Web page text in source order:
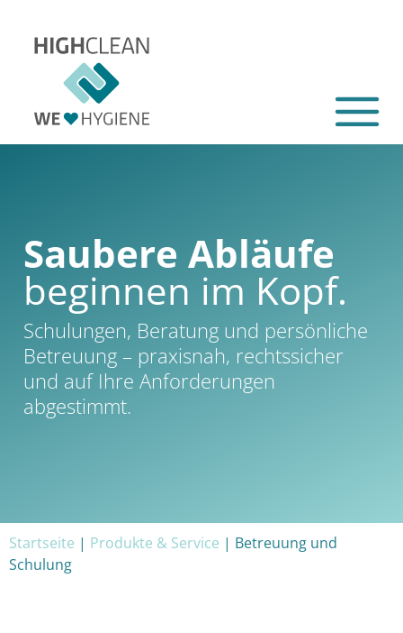
Saubere Abläufe
beginnen im Kopf.
Schulungen, Beratung und persönliche
Betreuung – praxisnah, rechtssicher
und auf Ihre Anforderungen
abgestimmt.
Startseite | Produkte & Service | Betreuung und
Schulung